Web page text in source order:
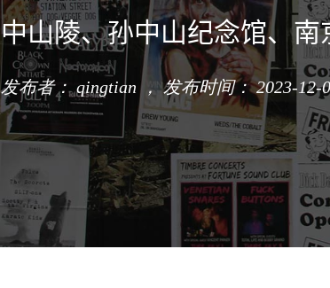
中山陵、孙中山纪念馆、
发布者： qingtian ， 发布时间： 2023-12-